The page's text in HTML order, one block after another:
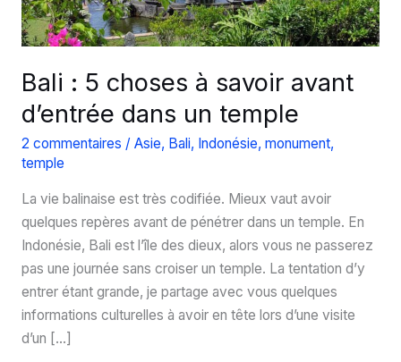
Bali : 5 choses à savoir avant
d’entrée dans un temple
2 commentaires / Asie, Bali, Indonésie, monument,
temple
La vie balinaise est très codifiée. Mieux vaut avoir
quelques repères avant de pénétrer dans un temple. En
Indonésie, Bali est l’île des dieux, alors vous ne passerez
pas une journée sans croiser un temple. La tentation d’y
entrer étant grande, je partage avec vous quelques
informations culturelles à avoir en tête lors d’une visite
d’un […]